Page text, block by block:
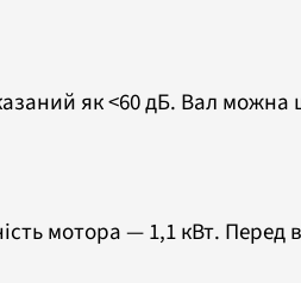
як <60 дБ. Вал
мотора — 1,1 кВт. Перед